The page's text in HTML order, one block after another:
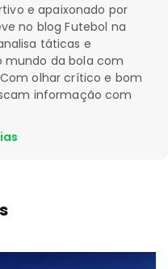
e apaixonado por
no blog Futebol na
táticas e
mundo da bola com
olhar crítico e bom
informação com